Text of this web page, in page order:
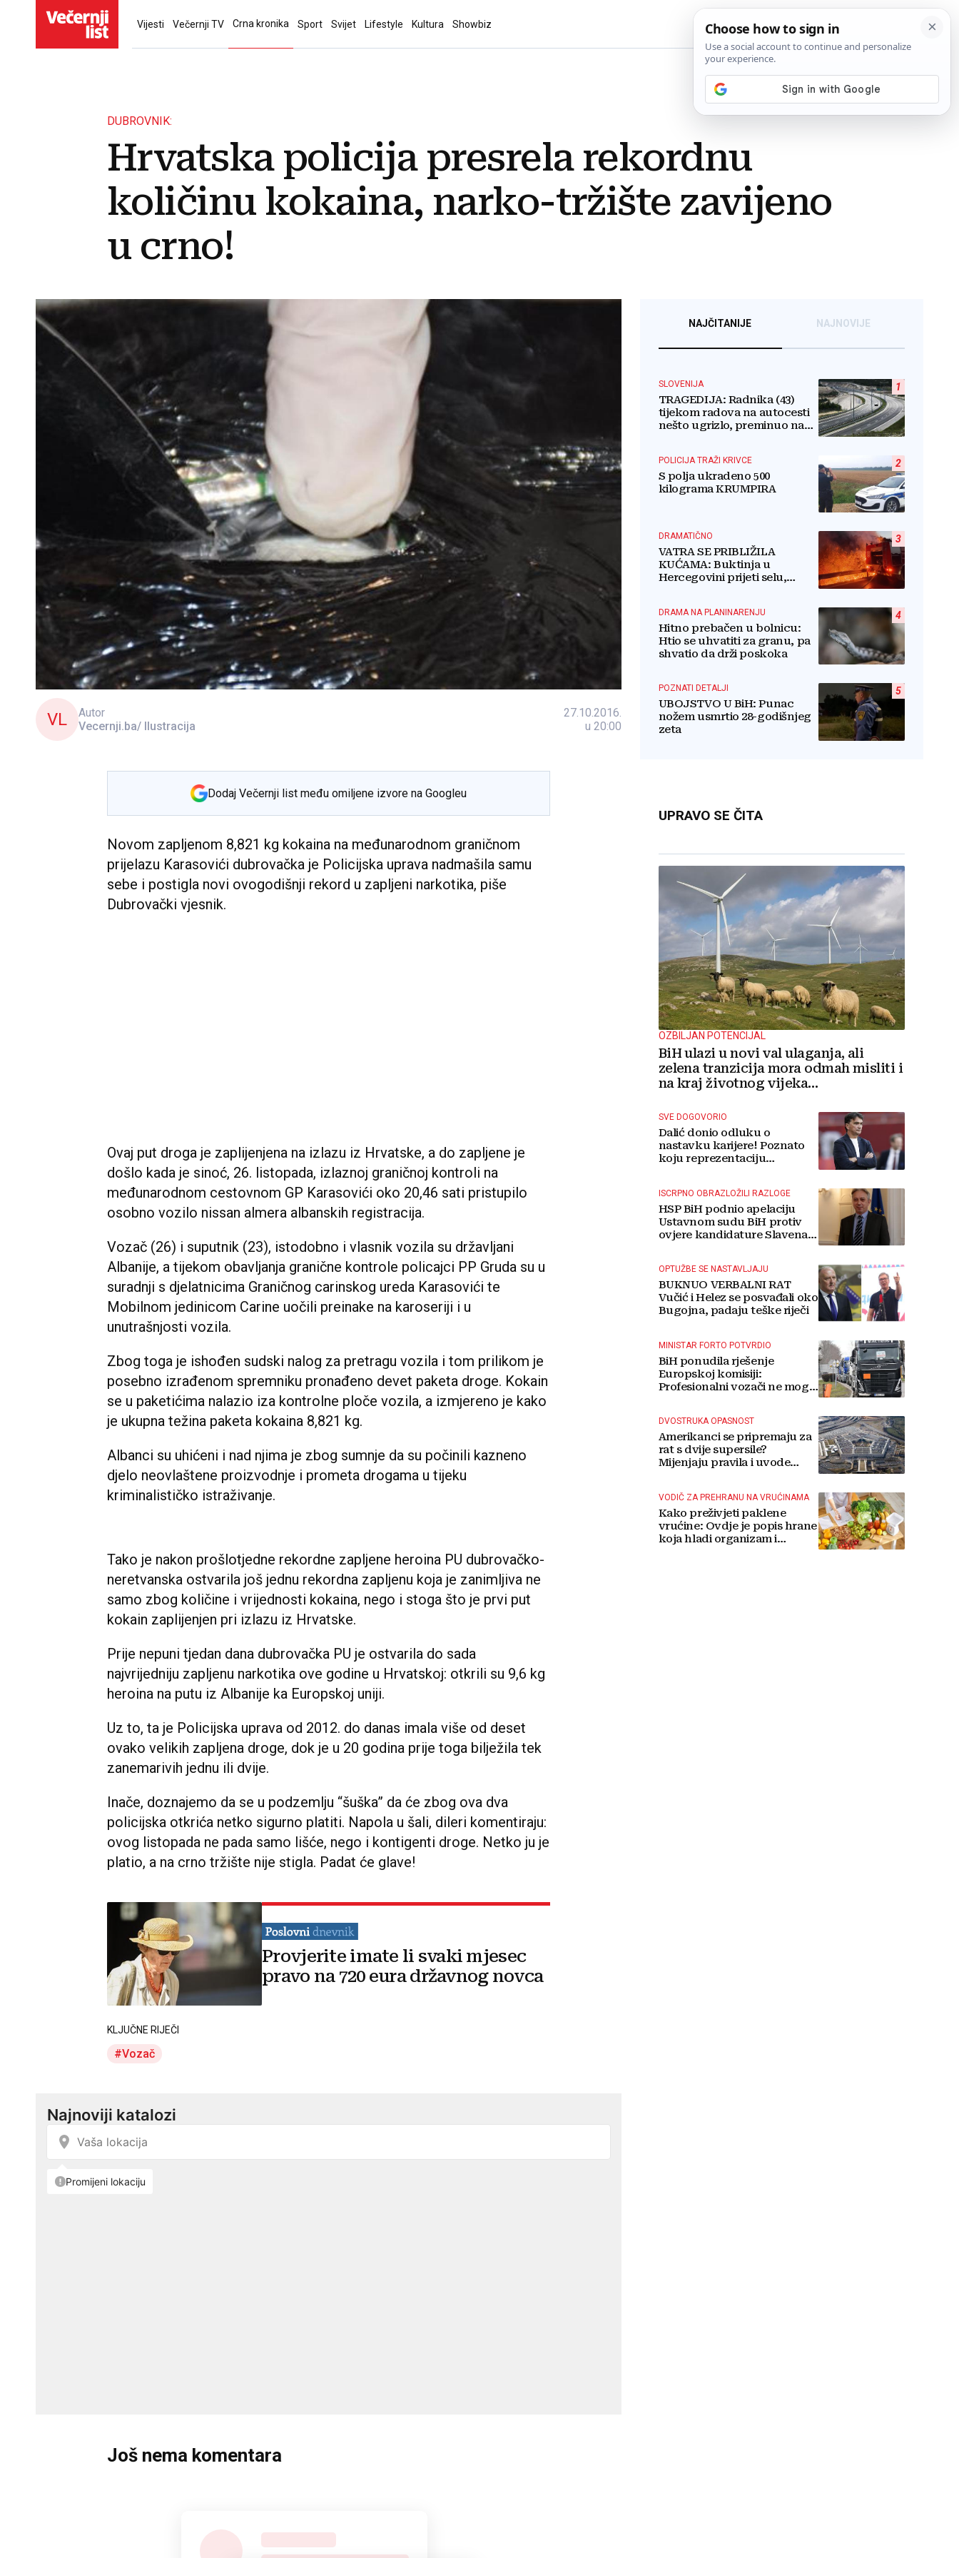
Vijesti Večernji TV Crna kronika Sport Svijet Lifestyle Kultura Showbiz
DUBROVNIK:
Hrvatska policija presrela rekordnu
količinu kokaina, narko-tržište zavijeno
u crno!
VL
Autor
Vecernji.ba/ Ilustracija
27.10.2016.
u 20:00
Dodaj Večernji list među omiljene izvore na Googleu
Novom zapljenom 8,821 kg kokaina na međunarodnom graničnom
prijelazu Karasovići dubrovačka je Policijska uprava nadmašila samu
sebe i postigla novi ovogodišnji rekord u zapljeni narkotika, piše
Dubrovački vjesnik.
Ovaj put droga je zaplijenjena na izlazu iz Hrvatske, a do zapljene je
došlo kada je sinoć, 26. listopada, izlaznoj graničnoj kontroli na
međunarodnom cestovnom GP Karasovići oko 20,46 sati pristupilo
osobno vozilo nissan almera albanskih registracija.
Vozač (26) i suputnik (23), istodobno i vlasnik vozila su državljani
Albanije, a tijekom obavljanja granične kontrole policajci PP Gruda su u
suradnji s djelatnicima Graničnog carinskog ureda Karasovići te
Mobilnom jedinicom Carine uočili preinake na karoseriji i u
unutrašnjosti vozila.
Zbog toga je ishođen sudski nalog za pretragu vozila i tom prilikom je
posebno izrađenom spremniku pronađeno devet paketa droge. Kokain
se u paketićima nalazio iza kontrolne ploče vozila, a izmjereno je kako
je ukupna težina paketa kokaina 8,821 kg.
Albanci su uhićeni i nad njima je zbog sumnje da su počinili kazneno
djelo neovlaštene proizvodnje i prometa drogama u tijeku
kriminalističko istraživanje.
Tako je nakon prošlotjedne rekordne zapljene heroina PU dubrovačko-
neretvanska ostvarila još jednu rekordna zapljenu koja je zanimljiva ne
samo zbog količine i vrijednosti kokaina, nego i stoga što je prvi put
kokain zaplijenjen pri izlazu iz Hrvatske.
Prije nepuni tjedan dana dubrovačka PU je ostvarila do sada
najvrijedniju zapljenu narkotika ove godine u Hrvatskoj: otkrili su 9,6 kg
heroina na putu iz Albanije ka Europskoj uniji.
Uz to, ta je Policijska uprava od 2012. do danas imala više od deset
ovako velikih zapljena droge, dok je u 20 godina prije toga bilježila tek
zanemarivih jednu ili dvije.
Inače, doznajemo da se u podzemlju “šuška” da će zbog ova dva
policijska otkrića netko sigurno platiti. Napola u šali, dileri komentiraju:
ovog listopada ne pada samo lišće, nego i kontigenti droge. Netko ju je
platio, a na crno tržište nije stigla. Padat će glave!
Provjerite imate li svaki mjesec
pravo na 720 eura državnog novca
KLJUČNE RIJEČI
Vozač
Još nema komentara
NAJČITANIJE NAJNOVIJE
1
SLOVENIJA
TRAGEDIJA: Radnika (43)
tijekom radova na autocesti
nešto ugrizlo, preminuo na
2
POLICIJA TRAŽI KRIVCE
S polja ukradeno 500
kilograma KRUMPIRA
3
DRAMATIČNO
VATRA SE PRIBLIŽILA
KUĆAMA: Buktinja u
Hercegovini prijeti selu,
4
DRAMA NA PLANINARENJU
Hitno prebačen u bolnicu:
Htio se uhvatiti za granu, pa
shvatio da drži poskoka
5
POZNATI DETALJI
UBOJSTVO U BiH: Punac
nožem usmrtio 28-godišnjeg
zeta
UPRAVO SE ČITA
OZBILJAN POTENCIJAL
BiH ulazi u novi val ulaganja, ali
zelena tranzicija mora odmah misliti i
na kraj životnog vijeka
SVE DOGOVORIO
Dalić donio odluku o
nastavku karijere! Poznato
koju reprezentaciju
ISCRPNO OBRAZLOŽILI RAZLOGE
HSP BiH podnio apelaciju
Ustavnom sudu BiH protiv
ovjere kandidature Slavena
OPTUŽBE SE NASTAVLJAJU
BUKNUO VERBALNI RAT
Vučić i Helez se posvađali oko
Bugojna, padaju teške riječi
MINISTAR FORTO POTVRDIO
BiH ponudila rješenje
Europskoj komisiji:
Profesionalni vozači ne mogu
DVOSTRUKA OPASNOST
Amerikanci se pripremaju za
rat s dvije supersile?
Mijenjaju pravila i uvode
VODIČ ZA PREHRANU NA VRUĆINAMA
Kako preživjeti paklene
vrućine: Ovdje je popis hrane
koja hladi organizam i